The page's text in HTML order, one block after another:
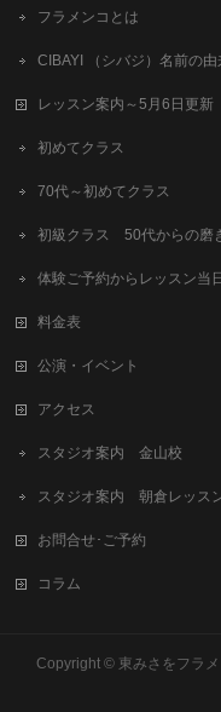
フラメンコとは
CIBAYI （シバジ）名前の由
レッスン案内～5月6日更新
初めてクラス
70代～初めてクラス
初級クラス 50代からの磨
体験ご予約からレッスン当
料金表
公演・イベント
アクセス
スタジオ案内 金山校
スタジオ案内 朝倉レッス
お問合せ･ご予約
コラム
Copyright © 東みさをフラ